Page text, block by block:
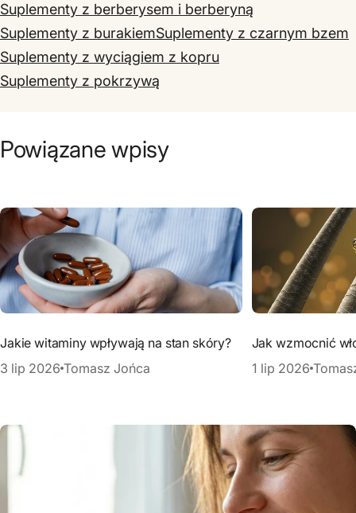
Suplementy z berberysem i berberyną
Suplementy z burakiemSuplementy z czarnym bzem
Suplementy z wyciągiem z kopru
Suplementy z pokrzywą
Powiązane wpisy
Jakie witaminy wpływają na stan skóry?
3 lip 2026 Tomasz Jońca
Jak wzmocnić
1 lip 2026